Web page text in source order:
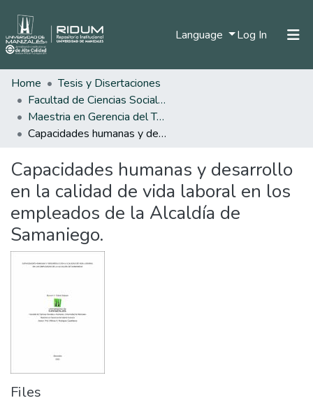
Language Log In (current)
Statistics
Home
Tesis y Disertaciones
Facultad de Ciencias Sociales y Humanas
Maestria en Gerencia del Talento Humano
Capacidades humanas y desarrollo en la calidad de vida laboral en los empleados de la Alcaldía de Samaniego.
Capacidades humanas y desarrollo
en la calidad de vida laboral en los
empleados de la Alcaldía de
Samaniego.
Files